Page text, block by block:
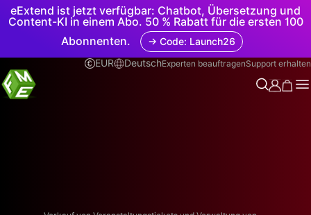
eExtend ist jetzt verfügbar: Chatbot, Übersetzung und
Content-KI in einem Abo. 50 % Rabatt für die ersten 100
Abonnenten.
→ Code: Launch26
EUR
DeutschExperten beauftragenSupport erhalten